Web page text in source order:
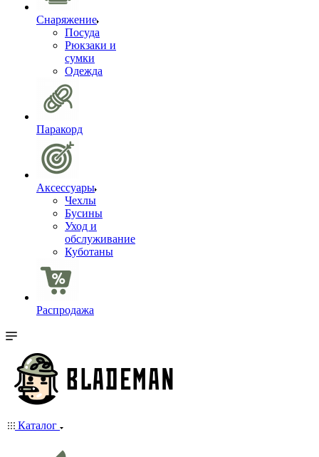
Снаряжение
Посуда
Рюкзаки и
сумки
Одежда
Паракорд
Аксессуары
Чехлы
Бусины
Уход и
обслуживание
Куботаны
Распродажа
Каталог